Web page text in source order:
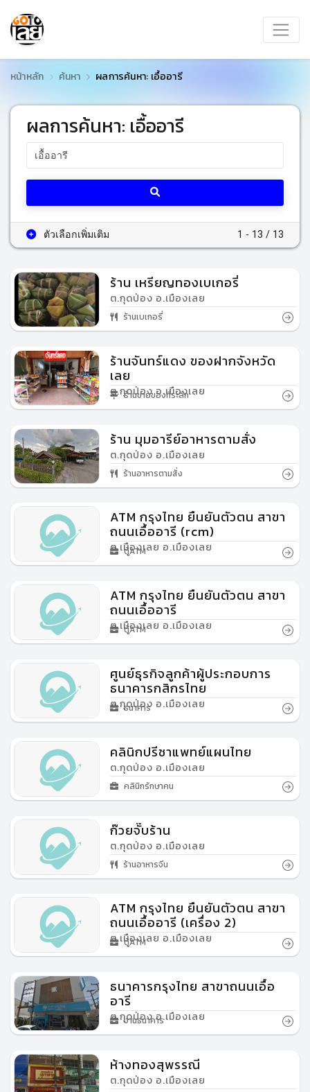
หน้าหลัก ค้นหา ผลการค้นหา: เอื้ออารี
ผลการค้นหา: เอื้ออารี
1 - 13 / 13
ตัวเลือกเพิ่มเติม
ร้าน เหรียญทองเบเกอรี่
ต.กุดป่อง อ.เมืองเลย
ร้านเบเกอรี่
ร้านจันทร์แดง ของฝากจังหวัด
เลย
ต.กุดป่อง อ.เมืองเลย
ร้านขายของที่ระลึก
ร้าน มุมอารีย์อาหารตามสั่ง
ต.กุดป่อง อ.เมืองเลย
ร้านอาหารตามสั่ง
ATM กรุงไทย ยืนยันตัวตน สาขา
ถนนเอื้ออารี (rcm)
ต.เมืองเลย อ.เมืองเลย
ตู้ATM
ATM กรุงไทย ยืนยันตัวตน สาขา
ถนนเอื้ออารี
ต.เมืองเลย อ.เมืองเลย
ตู้ATM
ศูนย์ธุรกิจลูกค้าผู้ประกอบการ
ธนาคารกสิกรไทย
ต.กุดป่อง อ.เมืองเลย
ธนาคาร
คลินิกปรีชาแพทย์แผนไทย
ต.กุดป่อง อ.เมืองเลย
คลินิกรักษาคน
ก๊วยจั๊บร้าน
ต.กุดป่อง อ.เมืองเลย
ร้านอาหารจีน
ATM กรุงไทย ยืนยันตัวตน สาขา
ถนนเอื้ออารี (เครื่อง 2)
ต.เมืองเลย อ.เมืองเลย
ตู้ATM
ธนาคารกรุงไทย สาขาถนนเอื้อ
อารี
ต.กุดป่อง อ.เมืองเลย
งานธนาคาร
ห้างทองสุพรรณี
ต.กุดป่อง อ.เมืองเลย